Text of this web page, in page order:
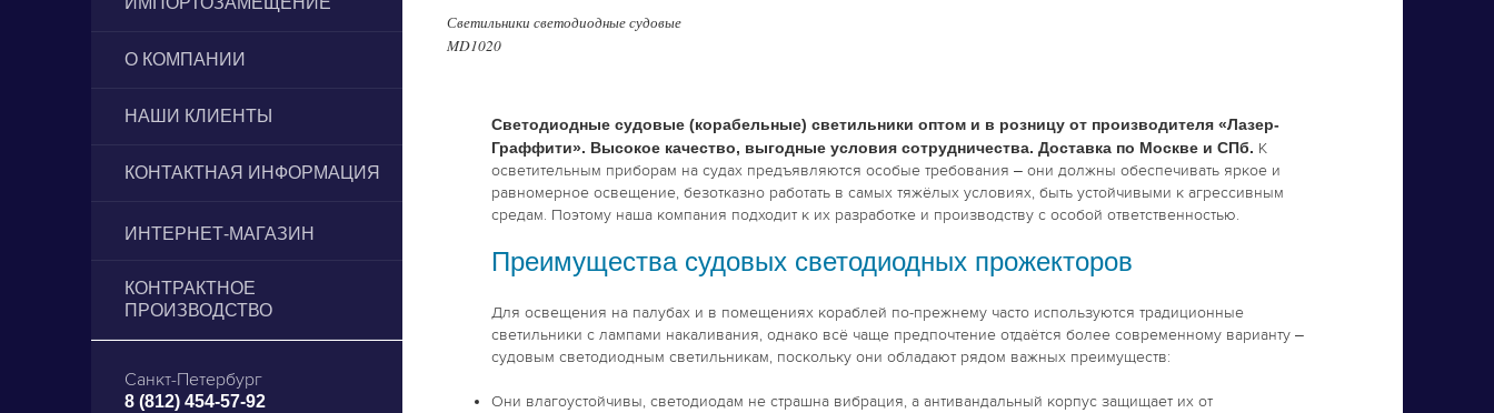
О КОМПАНИИ
НАШИ КЛИЕНТЫ
КОНТАКТНАЯ ИНФОРМАЦИЯ
ИНТЕРНЕТ-МАГАЗИН
КОНТРАКТНОЕ
ПРОИЗВОДСТВО
Санкт-Петербург
8 (812) 454-57-92
Светильники светодиодные судовые
MD1020
Светодиодные судовые (корабельные) светильники оптом и в розницу от производителя «Лазер-
Граффити». Высокое качество, выгодные условия сотрудничества. Доставка по Москве и СПб. К
осветительным приборам на судах предъявляются особые требования – они должны обеспечивать яркое и
равномерное освещение, безотказно работать в самых тяжёлых условиях, быть устойчивыми к агрессивным
средам. Поэтому наша компания подходит к их разработке и производству с особой ответственностью.
Преимущества судовых светодиодных прожекторов
Для освещения на палубах и в помещениях кораблей по-прежнему часто используются традиционные
светильники с лампами накаливания, однако всё чаще предпочтение отдаётся более современному варианту –
судовым светодиодным светильникам, поскольку они обладают рядом важных преимуществ:
Они влагоустойчивы, светодиодам не страшна вибрация, а антивандальный корпус защищает их от